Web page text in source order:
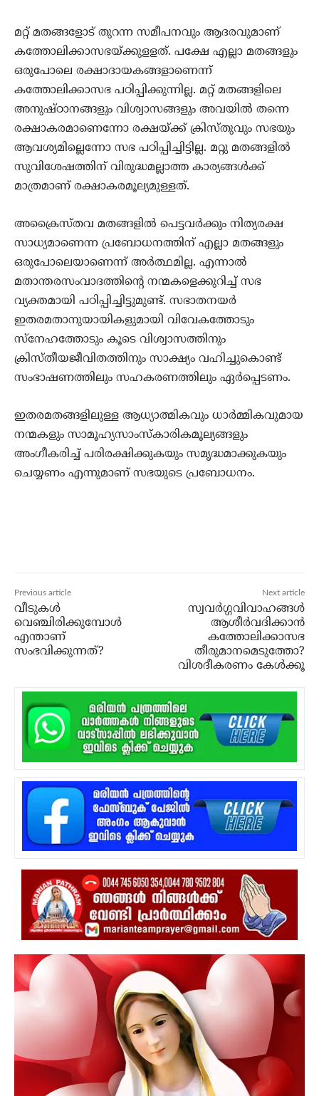
മറ്റ് മതങ്ങളോട് തുറന്ന സമീപനവും ആദരവുമാണ്
കത്തോലിക്കാസഭയ്ക്കുളളത്. പക്ഷേ എല്ലാ മതങ്ങളും
ഒരുപോലെ രക്ഷാദായകങ്ങളാണെന്ന്
കത്തോലിക്കാസഭ പഠിപ്പിക്കുന്നില്ല. മറ്റ് മതങ്ങളിലെ
അനുഷ്ഠാനങ്ങളും വിശ്വാസങ്ങളും അവയില്‍ തന്നെ
രക്ഷാകരമാണെന്നോ രക്ഷയ്ക്ക് ക്രിസ്തുവും സഭയും
ആവശ്യമില്ലെന്നോ സഭ പഠിപ്പിച്ചിട്ടില്ല. മറ്റു മതങ്ങളില്‍
സുവിശേഷത്തിന് വിരുദ്ധമല്ലാത്ത കാര്യങ്ങള്‍ക്ക്
മാത്രമാണ് രക്ഷാകരമൂല്യമുള്ളത്.
അക്രൈസ്തവ മതങ്ങളില്‍ പെട്ടവര്‍ക്കും നിത്യരക്ഷ
സാധ്യമാണെന്ന പ്രബോധനത്തിന് എല്ലാ മതങ്ങളും
ഒരുപോലെയാണെന്ന് അര്‍ത്ഥമില്ല. എന്നാല്‍
മതാന്തരസംവാദത്തിന്റെ നന്മകളെക്കുറിച്ച് സഭ
വ്യക്തമായി പഠിപ്പിച്ചിട്ടുമുണ്ട്. സഭാതനയര്‍
ഇതരമതാനുയായികളുമായി വിവേകത്തോടും
സ്‌നേഹത്തോടും കൂടെ വിശ്വാസത്തിനും
ക്രിസ്തീയജീവിതത്തിനും സാക്ഷ്യം വഹിച്ചുകൊണ്ട്
സംഭാഷണത്തിലും സഹകരണത്തിലും ഏര്‍പ്പെടണം.
ഇതരമതങ്ങളിലുള്ള ആധ്യാത്മികവും ധാര്‍മ്മികവുമായ
നന്മകളും സാമൂഹ്യസാംസ്‌കാരികമൂല്യങ്ങളും
അംഗീകരിച്ച് പരിരക്ഷിക്കുകയും സമൃദ്ധമാക്കുകയും
ചെയ്യണം എന്നുമാണ് സഭയുടെ പ്രബോധനം.
Previous article
വീടുകള്‍
വെഞ്ചിരിക്കുമ്പോള്‍
എന്താണ്
സംഭവിക്കുന്നത്?
Next article
സ്വവര്‍ഗ്ഗവിവാഹങ്ങള്‍
ആശീര്‍വദിക്കാന്‍
കത്തോലിക്കാസഭ
തീരുമാനമെടുത്തോ?
വിശദീകരണം കേള്‍ക്കൂ